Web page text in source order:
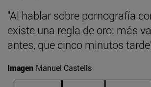
"Al hablar sobre pornografía
existe una regla de oro: más
antes, que cinco minutos
Imagen Manuel Castells